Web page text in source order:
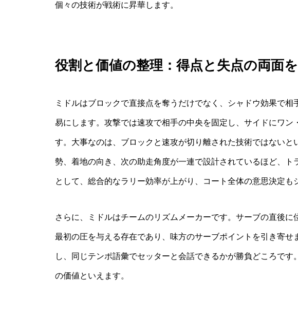
個々の技術が戦術に昇華します。
役割と価値の整理：得点と失点の両面
ミドルはブロックで直接点を奪うだけでなく、シャドウ効果で
易にします。攻撃では速攻で相手の中央を固定し、サイドにワン
す。大事なのは、ブロックと速攻が切り離された技術ではない
勢、着地の向き、次の助走角度が一連で設計されているほど、
として、総合的なラリー効率が上がり、コート全体の意思決定も
さらに、ミドルはチームのリズムメーカーです。サーブの直後に
最初の圧を与える存在であり、味方のサーブポイントを引き寄せ
し、同じテンポ語彙でセッターと会話できるかが勝負どころで
の価値といえます。